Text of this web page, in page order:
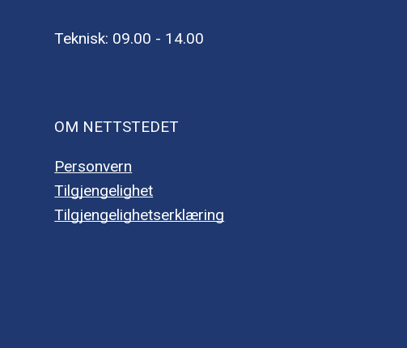
Teknisk: 09.00 - 14.00
OM NETTSTEDET
Personvern
Tilgjengelighet
Tilgjengelighetserklæring